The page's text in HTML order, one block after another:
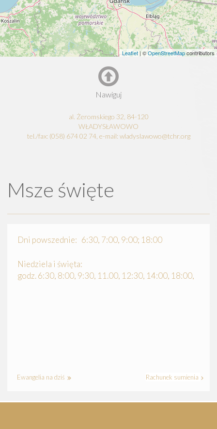
Leaflet | ©OpenStreetMapcontributors
Nawiguj
al. Żeromskiego 32, 84-120
WŁADYSŁAWOWO
tel./fax: (058) 674 02 74, e-mail: wladyslawowo@tchr.org
Msze święte
Dni powszednie: 6:30, 7:00, 9:00; 18:00
Niedziela i święta:
godz. 6:30, 8:00, 9:30, 11.00, 12:30, 14:00, 18:00,
Ewangelia na dziś Rachunek sumienia